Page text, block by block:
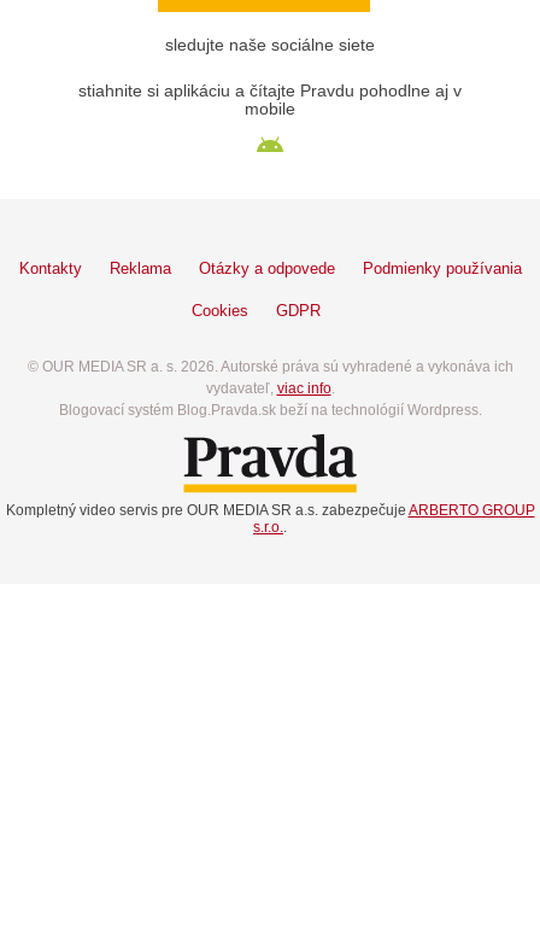
sledujte naše sociálne siete
stiahnite si aplikáciu a čítajte Pravdu pohodlne aj v
mobile
Kontakty Reklama Otázky a odpovede Podmienky používania
Cookies GDPR
© OUR MEDIA SR a. s. 2026. Autorské práva sú vyhradené a vykonáva ich
vydavateľ, viac info.
Blogovací systém Blog.Pravda.sk beží na technológií Wordpress.
Kompletný video servis pre OUR MEDIA SR a.s. zabezpečuje ARBERTO GROUP
s.r.o..